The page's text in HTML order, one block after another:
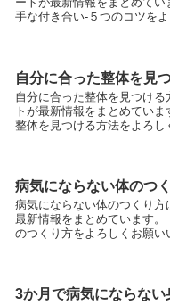
手な付き合い-５つのコツを
自分に合った整体を見
自分に合った整体を見つけ
トが最新情報をまとめてい
整体を見つける方法をよろ
病気にならない体のつ
病気にならない体のつくり
最新情報をまとめています
のつくり方をよろしくお願
3か月で病気にならない